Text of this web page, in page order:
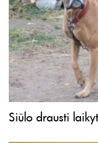
Siūlo drausti